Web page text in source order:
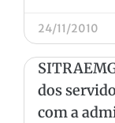
24/11/2010
dos
com a